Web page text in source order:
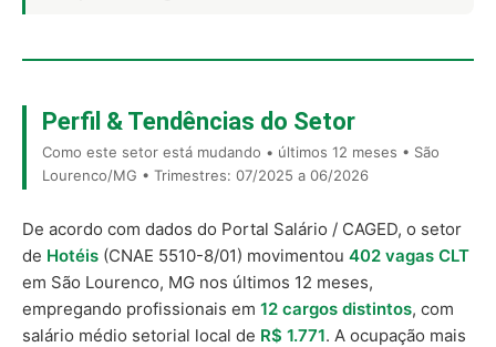
Perfil & Tendências do Setor
Como este setor está mudando • últimos 12 meses • São
Lourenco/MG • Trimestres: 07/2025 a 06/2026
De acordo com dados do Portal Salário / CAGED, o setor
de Hotéis (CNAE 5510-8/01) movimentou 402 vagas CLT
em São Lourenco, MG nos últimos 12 meses,
empregando profissionais em 12 cargos distintos, com
salário médio setorial local de R$ 1.771. A ocupação mais